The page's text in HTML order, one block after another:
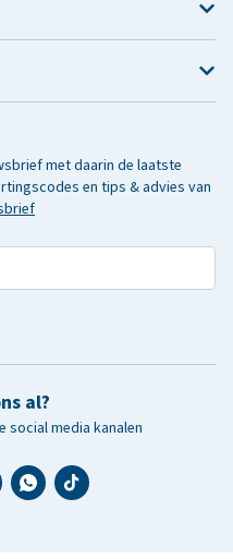
met daarin de laatste
en tips & advies van
al?
social media kanalen